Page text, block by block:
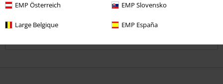
EMP Österreich EMP Slovensko
Large Belgique EMP España